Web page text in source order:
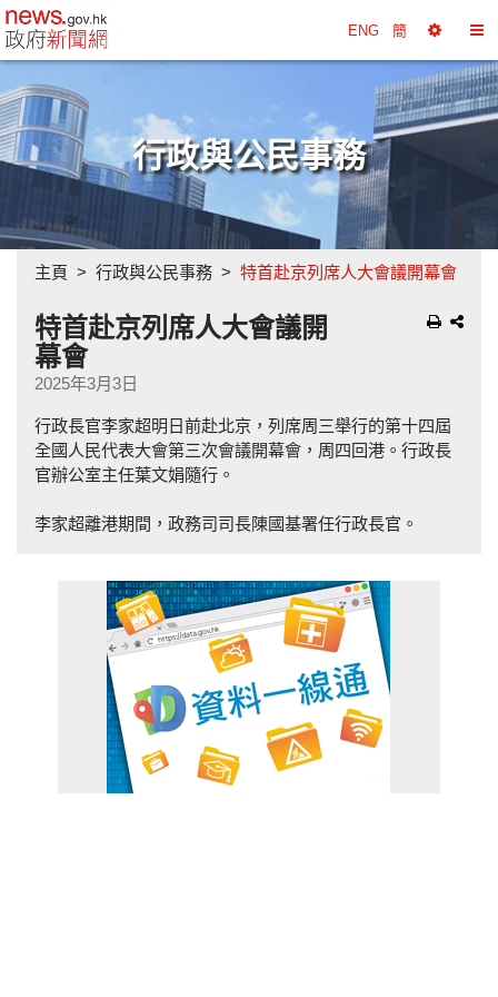
政府新聞網主頁 ENG 簡
擇
工
具
換
目
錄
行政與公民事務
主頁 行政與公民事務 特首赴京列席人大會議開幕會
特首赴京列席人大會議開
幕會
2025年3月3日
行政長官李家超明日前赴北京，列席周三舉行的第十四屆
全國人民代表大會第三次會議開幕會，周四回港。行政長
官辦公室主任葉文娟隨行。
李家超離港期間，政務司司長陳國基署任行政長官。